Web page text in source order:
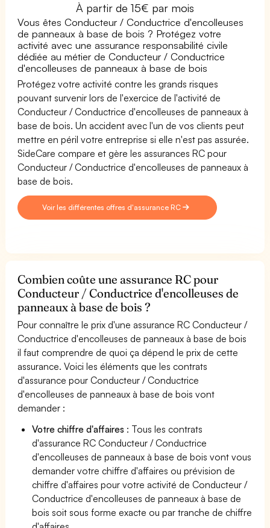
À partir de 15€ par mois
Vous êtes Conducteur / Conductrice d'encolleuses
de panneaux à base de bois ? Protégez votre
activité avec une assurance responsabilité civile
dédiée au métier de Conducteur / Conductrice
d'encolleuses de panneaux à base de bois
Protégez votre activité contre les grands risques
pouvant survenir lors de l'exercice de l'activité de
Conducteur / Conductrice d'encolleuses de panneaux à
base de bois. Un accident avec l'un de vos clients peut
mettre en péril votre entreprise si elle n'est pas assurée.
SideCare compare et gère les assurances RC pour
Conducteur / Conductrice d'encolleuses de panneaux à
base de bois.
Voir les différentes offres d'assurance RC
Combien coûte une assurance RC pour
Conducteur / Conductrice d'encolleuses de
panneaux à base de bois ?
Pour connaître le prix d'une assurance RC Conducteur /
Conductrice d'encolleuses de panneaux à base de bois
il faut comprendre de quoi ça dépend le prix de cette
assurance. Voici les éléments que les contrats
d'assurance pour Conducteur / Conductrice
d'encolleuses de panneaux à base de bois vont
demander :
Votre chiffre d'affaires : Tous les contrats
d'assurance RC Conducteur / Conductrice
d'encolleuses de panneaux à base de bois vont vous
demander votre chiffre d'affaires ou prévision de
chiffre d'affaires pour votre activité de Conducteur /
Conductrice d'encolleuses de panneaux à base de
bois soit sous forme exacte ou par tranche de chiffre